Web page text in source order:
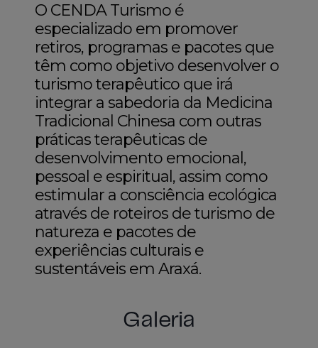
O CENDA Turismo é
especializado em promover
retiros, programas e pacotes que
têm como objetivo desenvolver o
turismo terapêutico que irá
integrar a sabedoria da Medicina
Tradicional Chinesa com outras
práticas terapêuticas de
desenvolvimento emocional,
pessoal e espiritual, assim como
estimular a consciência ecológica
através de roteiros de turismo de
natureza e pacotes de
experiências culturais e
sustentáveis em Araxá.
Galeria